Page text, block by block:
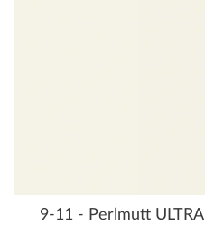
9-11 - Perlmutt ULTRA